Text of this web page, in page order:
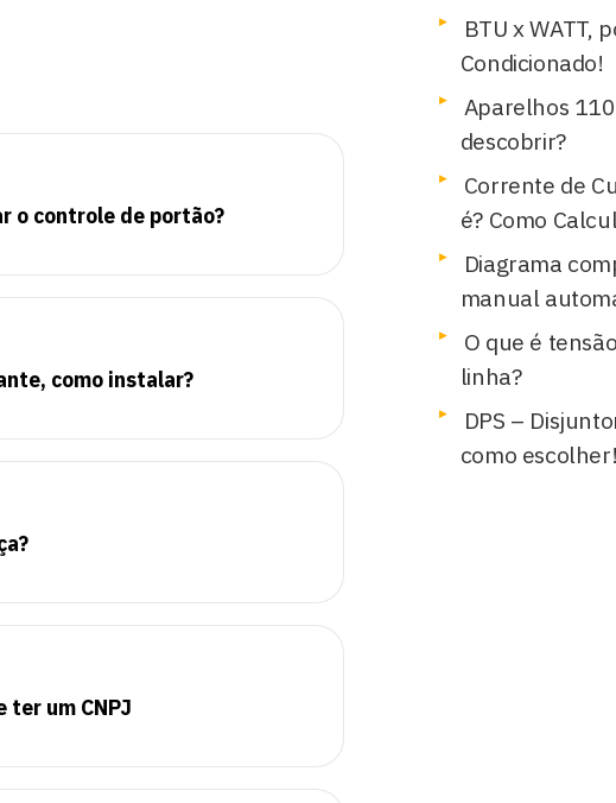
o controle de portão?
como instalar?
ter um CNPJ
BTU x WATT,
Condicionado!
Aparelhos
descobrir?
Corrente de
é? Como
Diagrama
manual
O que é
linha?
DPS –
como escolher!